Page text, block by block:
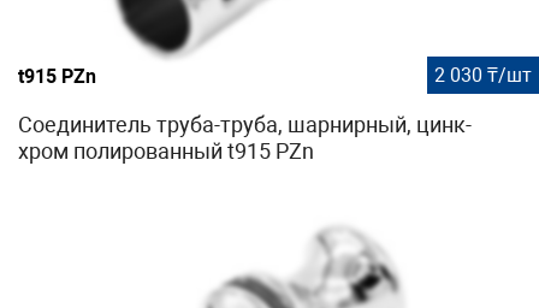
t915 PZn 2 030 ₸/шт
Соединитель труба-труба, шарнирный, цинк-
хром полированный t915 PZn